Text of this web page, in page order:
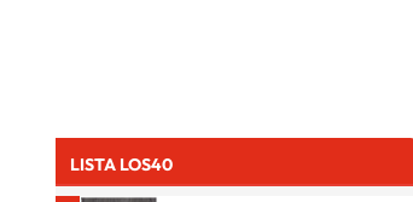
LISTA LOS40